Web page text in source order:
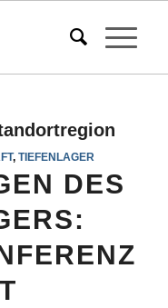
,TIEFENLAGER
DES